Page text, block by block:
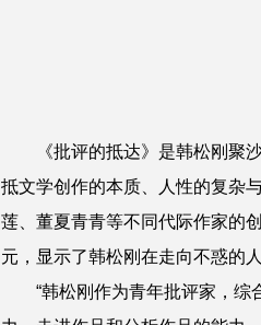
《批评的抵达》是韩松刚聚
抵文学创作的本质、人性的复杂
莲、董夏青青等不同代际作家的
元，显示了韩松刚在走向不惑的
“韩松刚作为青年批评家，综